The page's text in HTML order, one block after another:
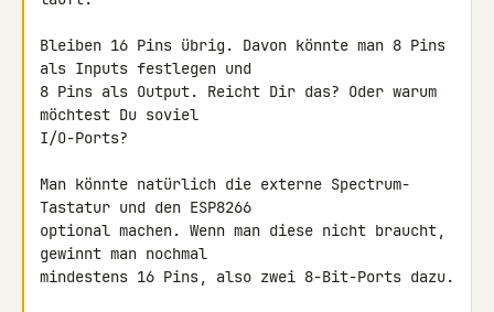
Bleiben 16 Pins übrig. Davon könnte man 8 Pins
als Inputs festlegen und
8 Pins als Output. Reicht Dir das? Oder warum
möchtest Du soviel
I/O-Ports?
Man könnte natürlich die externe Spectrum-
Tastatur und den ESP8266
optional machen. Wenn man diese nicht braucht,
gewinnt man nochmal
mindestens 16 Pins, also zwei 8-Bit-Ports dazu.